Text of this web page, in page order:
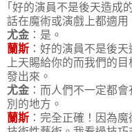
｢好的演員不是後天造成
話在魔術或演戲上都適用
尤金 ：是。
蘭斯 ：好的演員不是後
上天賜給你的而我們的
發出來。
尤金 ：而人們不一定都
別的地方。
蘭斯 ：完全正確！因為